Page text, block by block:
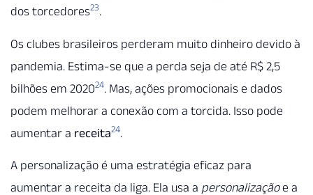
dos torcedores23.
Os clubes brasileiros perderam muito dinheiro devido à
pandemia. Estima-se que a perda seja de até R$ 2,5
bilhões em 202024. Mas, ações promocionais e dados
podem melhorar a conexão com a torcida. Isso pode
aumentar a receita24.
A personalização é uma estratégia eficaz para
aumentar a receita da liga. Ela usa a personalizaçãoe a